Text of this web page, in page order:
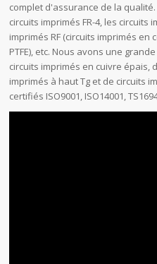
complet d'assurance de la
circuits imprimés FR-4, les circuits
imprimés RF (circuits imprimés en
PTFE), etc. Nous avons une
circuits imprimés en cuivre épais,
imprimés à haut Tg et de circuits
certifiés ISO9001, ISO14001,